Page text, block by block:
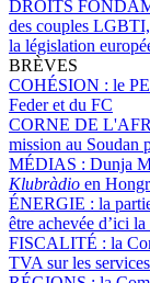
DROITS
des couples
la législation
BRÈVES
COHÉSION : le
Feder et du FC
CORNE DE
mission au Soudan
MÉDIAS : Dunja
Klubràdio en
ÉNERGIE : la
être achevée d’ici
FISCALITÉ : la
TVA sur les